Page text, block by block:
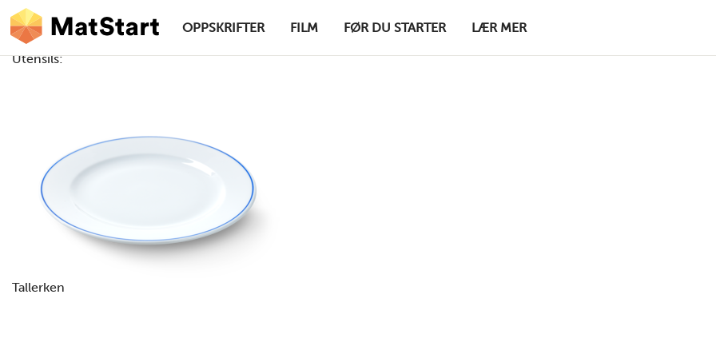
Hopp til hovedinnhold
hovednavigasjonsskrivebordsversjon
OPPSKRIFTER FILM FØR DU STARTER LÆR MER
Utensils:
Tallerken